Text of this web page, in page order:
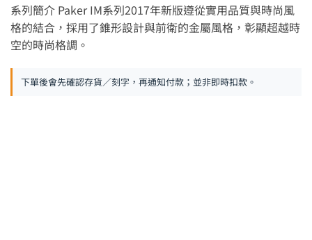
系列簡介 Paker IM系列2017年新版遵從實用品質與時尚風
格的結合，採用了錐形設計與前衛的金屬風格，彰顯超越時
空的時尚格調。
下單後會先確認存貨／刻字，再通知付款；並非即時扣款。